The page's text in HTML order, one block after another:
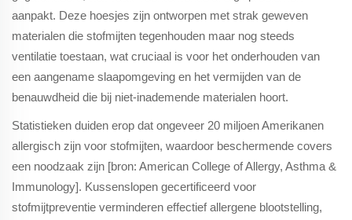
aanpakt. Deze hoesjes zijn ontworpen met strak geweven
materialen die stofmijten tegenhouden maar nog steeds
ventilatie toestaan, wat cruciaal is voor het onderhouden van
een aangename slaapomgeving en het vermijden van de
benauwdheid die bij niet-inademende materialen hoort.
Statistieken duiden erop dat ongeveer 20 miljoen Amerikanen
allergisch zijn voor stofmijten, waardoor beschermende covers
een noodzaak zijn [bron: American College of Allergy, Asthma &
Immunology]. Kussenslopen gecertificeerd voor
stofmijtpreventie verminderen effectief allergene blootstelling,